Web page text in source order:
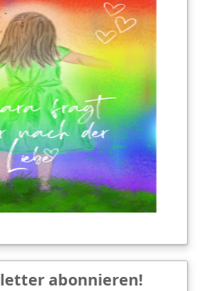
abonnieren!